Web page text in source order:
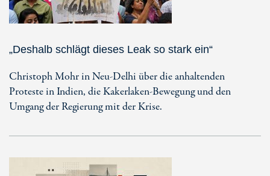
„Deshalb schlägt dieses Leak so stark ein“
Christoph Mohr in Neu-Delhi über die anhaltenden
Proteste in Indien, die Kakerlaken-Bewegung und den
Umgang der Regierung mit der Krise.